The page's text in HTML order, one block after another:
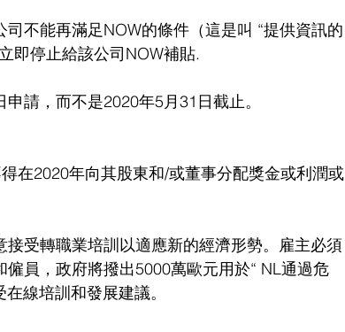
不能再滿足NOW的條件（這是叫 “提供資訊的
即停止給該公司NOW補貼.
請，而不是2020年5月31日截止。
在2020年向其股東和/或董事分配獎金或利潤或
受轉職業培訓以適應新的經濟形勢。雇主必須
員，政府將撥出5000萬歐元用於“ NL通過危
線培訓和發展建議。